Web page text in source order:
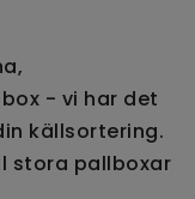
- vi har det
källsortering.
stora pallboxar